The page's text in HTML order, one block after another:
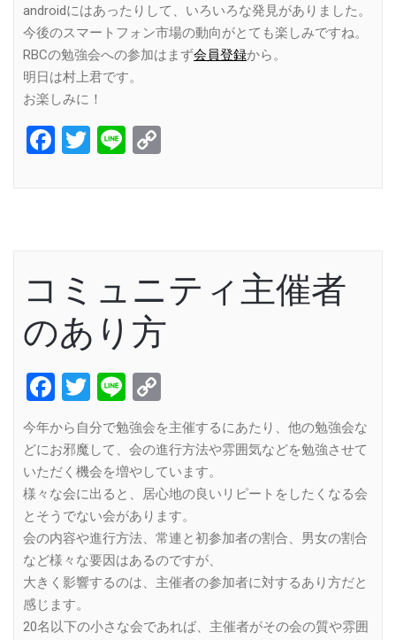
androidにはあったりして、いろいろな発見がありました。
今後のスマートフォン市場の動向がとても楽しみですね。
RBCの勉強会への参加はまず会員登録から。
明日は村上君です。
お楽しみに！
Facebook
Twitter
Line
コミュニティ主催者
のあり方
Facebook
Twitter
Line
Link
今年から自分で勉強会を主催するにあたり、他の勉強会な
どにお邪魔して、会の進行方法や雰囲気などを勉強させて
いただく機会を増やしています。
様々な会に出ると、居心地の良いリピートをしたくなる会
とそうでない会があります。
会の内容や進行方法、常連と初参加者の割合、男女の割合
など様々な要因はあるのですが、
大きく影響するのは、主催者の参加者に対するあり方だと
感じます。
20名以下の小さな会であれば、主催者がその会の質や雰囲